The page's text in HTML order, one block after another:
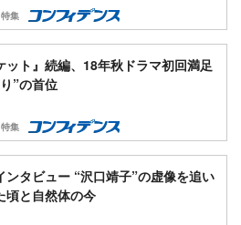
特集
ット』続編、18年秋ドラマ初回満足
”の首位
特集
ンタビュー “沢口靖子”の虚像を追い
頃と自然体の今